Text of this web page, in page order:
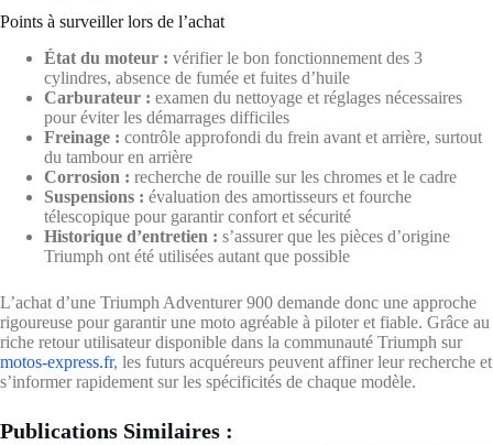
Points à surveiller lors de l’achat
État du moteur : vérifier le bon fonctionnement des 3
cylindres, absence de fumée et fuites d’huile
Carburateur : examen du nettoyage et réglages nécessaires
pour éviter les démarrages difficiles
Freinage : contrôle approfondi du frein avant et arrière, surtout
du tambour en arrière
Corrosion : recherche de rouille sur les chromes et le cadre
Suspensions : évaluation des amortisseurs et fourche
télescopique pour garantir confort et sécurité
Historique d’entretien : s’assurer que les pièces d’origine
Triumph ont été utilisées autant que possible
L’achat d’une Triumph Adventurer 900 demande donc une approche
rigoureuse pour garantir une moto agréable à piloter et fiable. Grâce au
riche retour utilisateur disponible dans la communauté Triumph sur
motos-express.fr, les futurs acquéreurs peuvent affiner leur recherche et
s’informer rapidement sur les spécificités de chaque modèle.
Publications Similaires :